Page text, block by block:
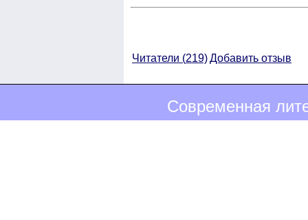
Читатели (219)Добавить отзыв
Современная